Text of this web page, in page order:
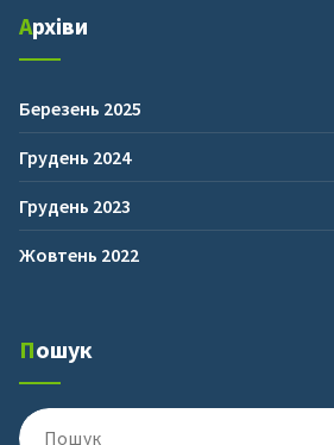
Архіви
Березень 2025
Грудень 2024
Грудень 2023
Жовтень 2022
Пошук
Пошук